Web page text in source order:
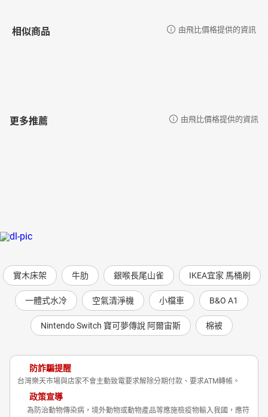
相似商品 由飛比價格提供的資訊
更多推薦 由飛比價格提供的資訊
實木床架 牛肋 銀喉長尾山雀 IKEA宜家 馬桶刷
一體式水冷 空氣清淨機 小檔車 B&O A1
Nintendo Switch 寶可夢傳說 阿爾宙斯 棉被
防詐騙提醒
台灣樂天市場與店家不會主動致電要求解除分期付款、要求ATM轉帳。
政策宣導
為防治動物傳染病，境外動物或動物產品等應施檢疫物輸入我國，應符